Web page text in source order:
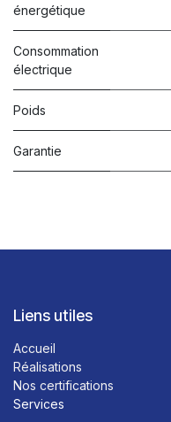
énergétique
Consommation
électrique
Poids
Garantie
Liens utiles
Accueil
Réalisations
Nos certifications
Services